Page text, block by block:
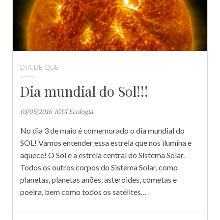
DIA DE QUE
Dia mundial do Sol!!!
03/05/2016 iGUi Ecologia
No dia 3 de maio é comemorado o dia mundial do
SOL! Vamos entender essa estrela que nos ilumina e
aquece! O Sol é a estrela central do Sistema Solar.
Todos os outros corpos do Sistema Solar, como
planetas, planetas anões, asteroides, cometas e
poeira, bem como todos os satélites…